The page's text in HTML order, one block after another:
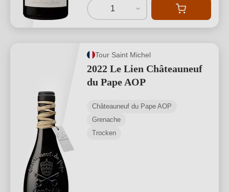
1
Tour Saint Michel
2022 Le Lien Châteauneuf
du Pape AOP
Châteauneuf du Pape AOP
Grenache
Trocken